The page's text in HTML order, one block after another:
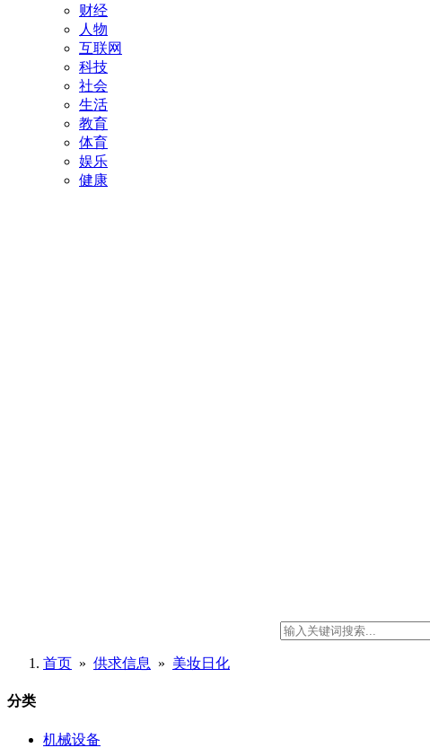
财经
人物
互联网
科技
社会
生活
教育
体育
娱乐
健康
首页 » 供求信息 » 美妆日化
分类
机械设备